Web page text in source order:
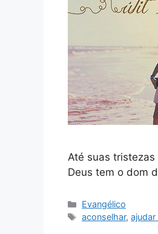
Até suas
Deus tem o dom
Categorias
Evangélico
Tags
aconselhar,